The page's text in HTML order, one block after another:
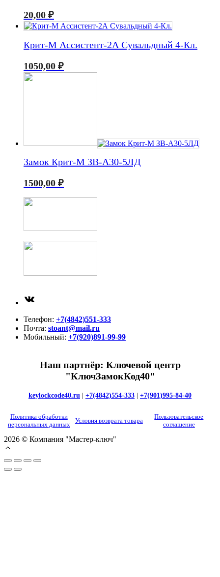
20,00 ₽
Крит-М Ассистент-2А Сувальдный 4-Кл.
1050,00 ₽
Замок Крит-М ЗВ-А30-5ЛД
1500,00 ₽
Телефон: +7(4842)551-333
Почта: stoant@mail.ru
Мобильный: +7(920)891-99-99
Наш партнёр: Ключевой центр
"КлючЗамокКод40"
keylockcode40.ru +7(4842)554-333 +7(901)995-84-40
Политика обработки
персональных данных
Условия возврата товара
Пользовательское
соглашение
2026 © Компания "Мастер-ключ"